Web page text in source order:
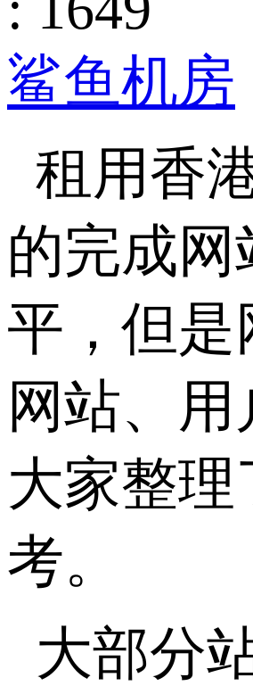
鲨鱼机房
租用香
的完成
平，但
网站、
大家整
考。
大部分